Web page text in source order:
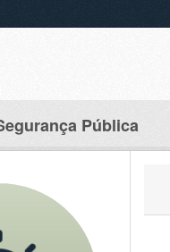
Pública